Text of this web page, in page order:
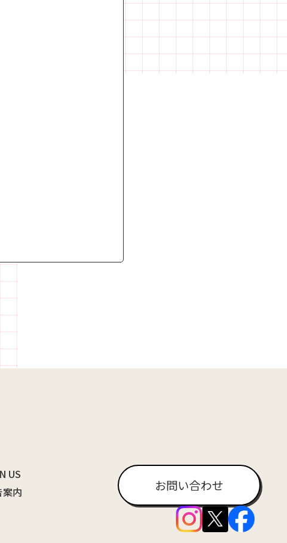
US
案内
お問い合わせ